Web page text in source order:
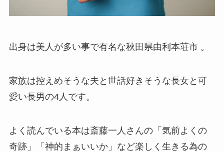
出身は美人が多い事で有名な秋田県由利本荘市 。
家族は控えめそうな夫と世話好きそうな長女と可
愛い長男の4人です。
よく読んでいる本は斎藤一人さんの「気前よくの
奇跡」「神的まぁいいか」など楽しく生きる為の